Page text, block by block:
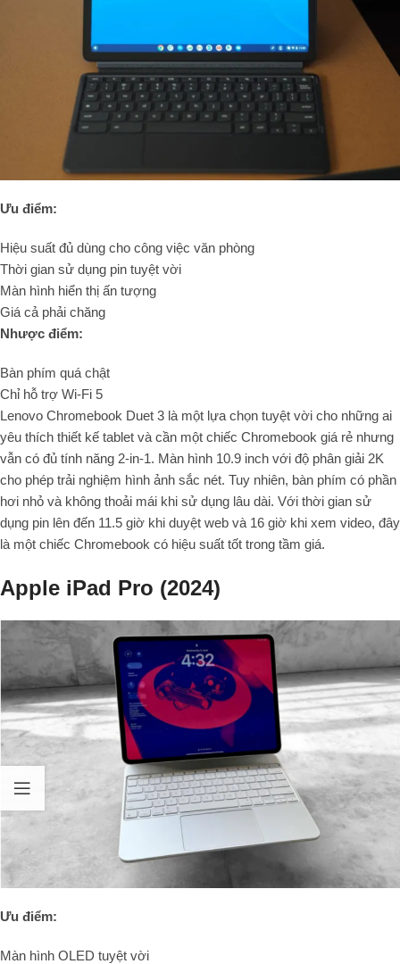
Ưu điểm:
Hiệu suất đủ dùng cho công việc văn phòng
Thời gian sử dụng pin tuyệt vời
Màn hình hiển thị ấn tượng
Giá cả phải chăng
Nhược điểm:
Bàn phím quá chật
Chỉ hỗ trợ Wi-Fi 5
Lenovo Chromebook Duet 3 là một lựa chọn tuyệt vời cho những ai
yêu thích thiết kế tablet và cần một chiếc Chromebook giá rẻ nhưng
vẫn có đủ tính năng 2-in-1. Màn hình 10.9 inch với độ phân giải 2K
cho phép trải nghiệm hình ảnh sắc nét. Tuy nhiên, bàn phím có phần
hơi nhỏ và không thoải mái khi sử dụng lâu dài. Với thời gian sử
dụng pin lên đến 11.5 giờ khi duyệt web và 16 giờ khi xem video, đây
là một chiếc Chromebook có hiệu suất tốt trong tầm giá.
Apple iPad Pro (2024)
Ưu điểm:
Màn hình OLED tuyệt vời